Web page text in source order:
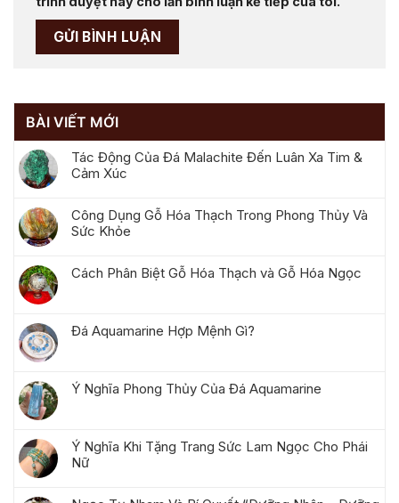
BÀI VIẾT MỚI
Tác Động Của Đá Malachite Đến Luân Xa Tim &
Cảm Xúc
Công Dụng Gỗ Hóa Thạch Trong Phong Thủy Và
Sức Khỏe
Cách Phân Biệt Gỗ Hóa Thạch và Gỗ Hóa Ngọc
Đá Aquamarine Hợp Mệnh Gì?
Ý Nghĩa Phong Thủy Của Đá Aquamarine
Ý Nghĩa Khi Tặng Trang Sức Lam Ngọc Cho Phái
Nữ